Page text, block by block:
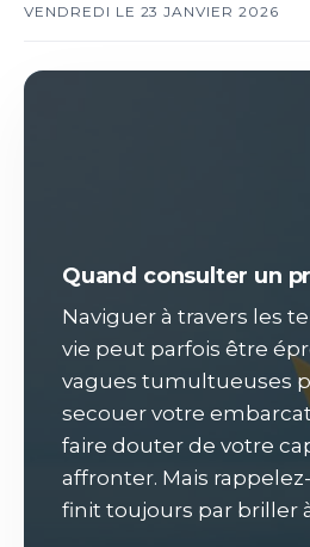
VENDREDI LE 23 JANVIER 2026
Quand consulter un
Naviguer à travers les
vie peut parfois être
vagues tumultueuses
secouer votre
faire douter de votre
affronter. Mais
finit toujours par briller